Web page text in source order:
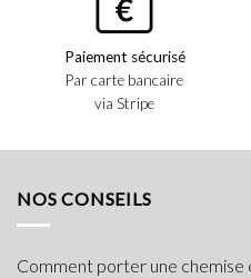
Paiement sécurisé
Par carte bancaire
via Stripe
NOS CONSEILS
Comment porter une chemise